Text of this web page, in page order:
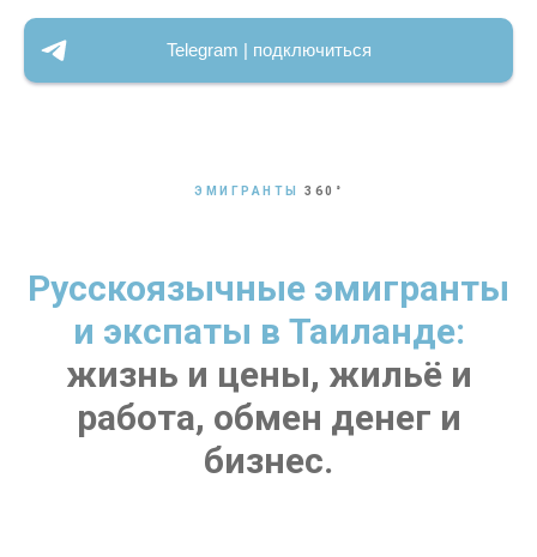
Telegram | подключиться
ЭМИГРАНТЫ 360 °
Русскоязычные эмигранты
и экспаты в Таиланде:
жизнь и цены, жильё и
работа, обмен денег и
бизнес.